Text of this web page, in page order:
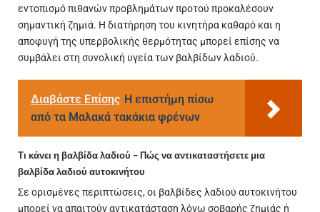
εντοπισμό πιθανών προβλημάτων προτού προκαλέσουν
σημαντική ζημιά. Η διατήρηση του κινητήρα καθαρό και η
αποφυγή της υπερβολικής θερμότητας μπορεί επίσης να
συμβάλει στη συνολική υγεία των βαλβίδων λαδιού.
Διαβάστε Επίσης Η επιστήμη πίσω
από τα Μαλακά τακάκια φρένων
Τι κάνει η βαλβίδα λαδιού – Πώς να αντικαταστήσετε μια
βαλβίδα λαδιού αυτοκινήτου
Σε ορισμένες περιπτώσεις, οι βαλβίδες λαδιού αυτοκινήτου
μπορεί να απαιτούν αντικατάσταση λόγω σοβαρής ζημιάς ή